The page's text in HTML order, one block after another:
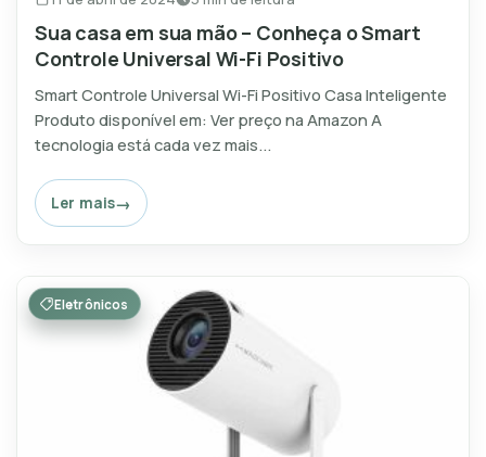
Sua casa em sua mão – Conheça o Smart
Controle Universal Wi-Fi Positivo
Smart Controle Universal Wi-Fi Positivo Casa Inteligente
Produto disponível em: Ver preço na Amazon A
tecnologia está cada vez mais...
Ler mais
Eletrônicos